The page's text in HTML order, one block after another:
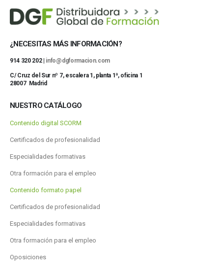
¿NECESITAS MÁS INFORMACIÓN?
914 320 202 | info@dgformacion.com
C/ Cruz del Sur nº 7, escalera 1, planta 1ª, oficina 1
28007 Madrid
NUESTRO CATÁLOGO
Contenido digital SCORM
Certificados de profesionalidad
Especialidades formativas
Otra formación para el empleo
Contenido formato papel
Certificados de profesionalidad
Especialidades formativas
Otra formación para el empleo
Oposiciones